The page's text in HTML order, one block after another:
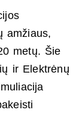
amžiaus,
metų. Šie
ir Elektrėnų